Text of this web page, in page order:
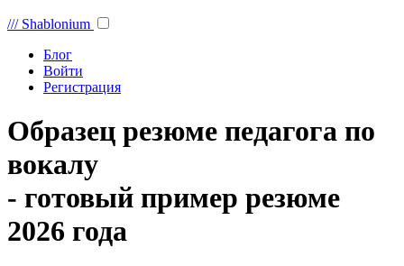
/// Shablonium
Блог
Войти
Регистрация
Образец резюме педагога по
вокалу
- готовый пример резюме
2026 года